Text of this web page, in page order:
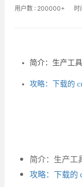
用户数 : 200000+ 时
简介：生产工具
攻略：下载的
简介：生产工
攻略：下载的